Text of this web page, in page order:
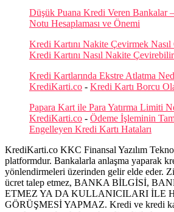
Düşük Puana Kredi Veren Bankalar
Notu Hesaplaması ve Önemi
Kredi Kartını Nakite Çevirmek
Kredi Kartını Nasıl Nakite
Kredi Kartlarında Ekstre Atlatma
KrediKarti.co - Kredi Kartı Borcu
Papara Kart ile Para Yatırma Limiti
KrediKarti.co - Ödeme İşleminin
Engelleyen Kredi Kartı Hataları
KrediKarti.co KKC Finansal Yazılım
platformdur. Bankalarla anlaşma yaparak
yönlendirmeleri üzerinden gelir elde eder.
ücret talep etmez, BANKA BİLGİSİ,
ETMEZ YA DA KULLANICILARI İLE
GÖRÜŞMESİ YAPMAZ. Kredi ve kredi